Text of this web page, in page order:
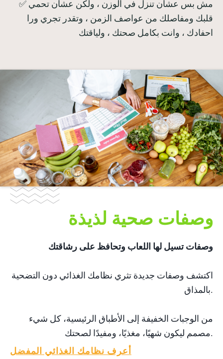
✅ مش بس عشان تنزل في الوزن ، ولكن عشان تحمي
قلبك ومفاصلك من عواصف الزمن ، وتقدر تجري ورا
احفادك ، وانت بكامل صحتك ، ولياقتك
وصفات صحية لذيذة
وصفات تسيل لها اللعاب وتحافظ على رشاقتك
اكتشف وصفات جديدة تثري نظامك الغذائي دون التضحية
بالمذاق.
من الوجبات الخفيفة إلى الأطباق الرئيسية، كل شيء
مصمم ليكون شهيًا، مغذيًا، ومفيدًا لصحتك.
أعرف نظامك الغذائي المفضل